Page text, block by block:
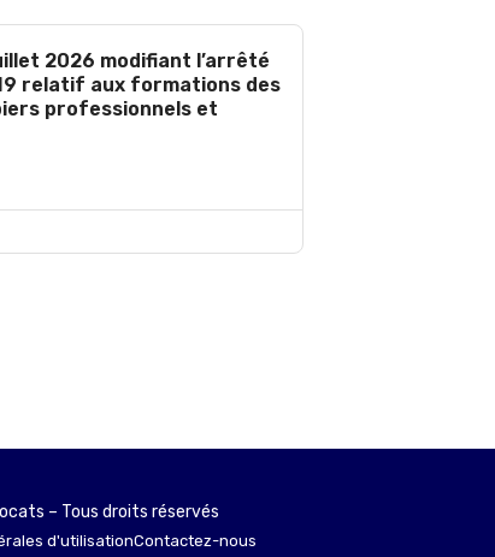
2026 modifiant l’arrêté
relatif aux formations des
professionnels et
– Tous droits réservés
d'utilisationContactez-nous